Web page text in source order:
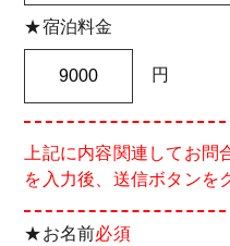
★宿泊料金
円
上記に内容関連してお
を入力後、送信ボタンを
★お名前必須